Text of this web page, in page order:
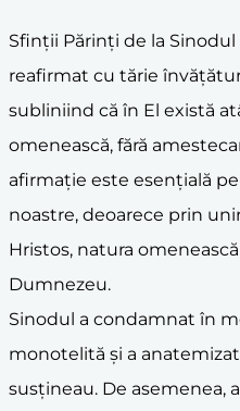
Sfinții Părinți de la
reafirmat cu tărie
subliniind că în El există
omenească, fără
afirmație este esențială
noastre, deoarece prin
Hristos, natura
Dumnezeu.
Sinodul a condamnat în
monotelită și a
susțineau. De asemenea,